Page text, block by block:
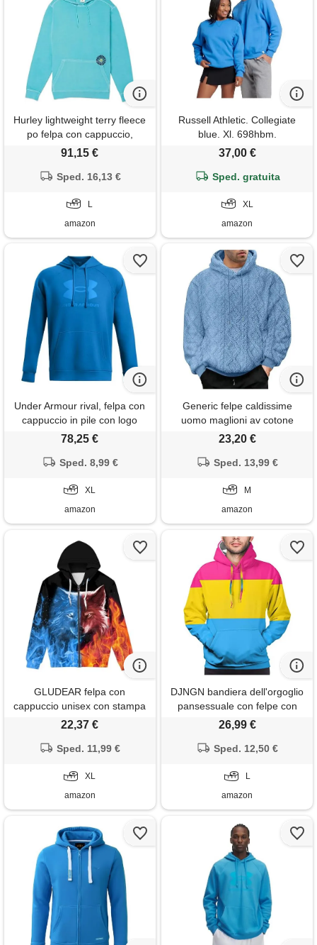
Hurley lightweight terry fleece
po felpa con cappuccio,
harbor green, l uomo
91,15 €
Sped. 16,13 €
L
amazon
Russell Athletic. Collegiate
blue. Xl. 698hbm.
00023255593097
37,00 €
Sped. gratuita
XL
amazon
Under Armour rival, felpa con
cappuccio in pile con logo
grafico, da uomo, con tasca,
xl
78,25 €
Sped. 8,99 €
XL
amazon
Generic felpe caldissime
uomo maglioni av cotone
uomo maglione uomo trecce
cappuccio felpa pile taglie forti
maglioni da signora felpa
uomo invernale con
23,20 €
Sped. 13,99 €
M
amazon
GLUDEAR felpa con
cappuccio unisex con stampa
digitale 3d realistica a zip
22,37 €
Sped. 11,99 €
XL
amazon
DJNGN bandiera dell'orgoglio
pansessuale con felpe con
cappuccio felpa casual slim fit
26,99 €
Sped. 12,50 €
L
amazon